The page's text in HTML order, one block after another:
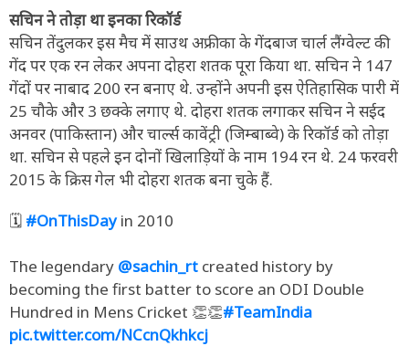
सचिन ने तोड़ा था इनका रिकॉर्ड
सचिन तेंदुलकर इस मैच में साउथ अफ्रीका के गेंदबाज चार्ल लैंग्वेल्ट की
गेंद पर एक रन लेकर अपना दोहरा शतक पूरा किया था. सचिन ने 147
गेंदों पर नाबाद 200 रन बनाए थे. उन्होंने अपनी इस ऐतिहासिक पारी में
25 चौके और 3 छक्के लगाए थे. दोहरा शतक लगाकर सचिन ने सईद
अनवर (पाकिस्तान) और चार्ल्स कावेंट्री (जिम्बाब्वे) के रिकॉर्ड को तोड़ा
था. सचिन से पहले इन दोनों खिलाड़ियों के नाम 194 रन थे. 24 फरवरी
2015 के क्रिस गेल भी दोहरा शतक बना चुके हैं.
🗓️ #OnThisDayin 2010
The legendary @sachin_rt created history by
becoming the first batter to score an ODI Double
Hundred in Mens Cricket 👏👏#TeamIndia
pic.twitter.com/NCcnQkhkcj